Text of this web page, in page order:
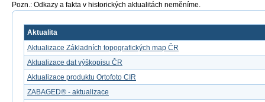
Pozn.: Odkazy a fakta v historických aktualitách neměníme.
Aktualita
Aktualizace Základních topografických map ČR
Aktualizace dat výškopisu ČR
Aktualizace produktu Ortofoto CIR
ZABAGED® - aktualizace